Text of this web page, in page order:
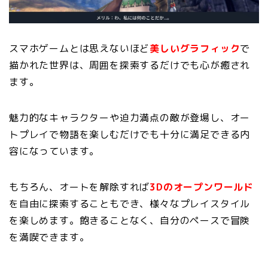
スマホゲームとは思えないほど美しいグラフィックで
描かれた世界は、周囲を探索するだけでも心が癒され
ます。
魅力的なキャラクターや迫力満点の敵が登場し、オー
トプレイで物語を楽しむだけでも十分に満足できる内
容になっています。
もちろん、オートを解除すれば3Dのオープンワールド
を自由に探索することもでき、様々なプレイスタイル
を楽しめます。飽きることなく、自分のペースで冒険
を満喫できます。